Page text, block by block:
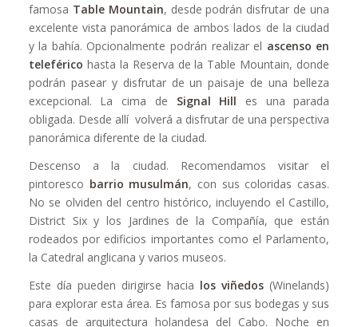
famosa Table Mountain, desde podrán disfrutar de una
excelente vista panorámica de ambos lados de la ciudad
y la bahía. Opcionalmente podrán realizar el ascenso en
teleférico hasta la Reserva de la Table Mountain, donde
podrán pasear y disfrutar de un paisaje de una belleza
excepcional. La cima de Signal Hill es una parada
obligada. Desde allí volverá a disfrutar de una perspectiva
panorámica diferente de la ciudad.
Descenso a la ciudad. Recomendamos visitar el
pintoresco barrio musulmán, con sus coloridas casas.
No se olviden del centro histórico, incluyendo el Castillo,
District Six y los Jardines de la Compañía, que están
rodeados por edificios importantes como el Parlamento,
la Catedral anglicana y varios museos.
Este día pueden dirigirse hacia los viñedos (Winelands)
para explorar esta área. Es famosa por sus bodegas y sus
casas de arquitectura holandesa del Cabo. Noche en